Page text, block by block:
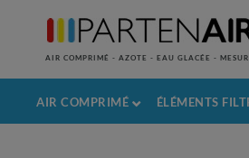
AIR COMPRIMÉ - AZOTE - EAU GLACÉE -
AIR COMPRIMÉ ÉLÉMENTS